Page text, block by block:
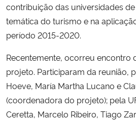
Gabinete de Segurança Institucional
Banco Central do Brasil
Planalto
contribuição das universidades
temática do turismo e na
período 2015-2020.
Recentemente, ocorreu encontro
projeto. Participaram da reunião,
Hoeve, María Martha Lucano e
(coordenadora do projeto); pela
Ceretta, Marcelo Ribeiro, Tiago